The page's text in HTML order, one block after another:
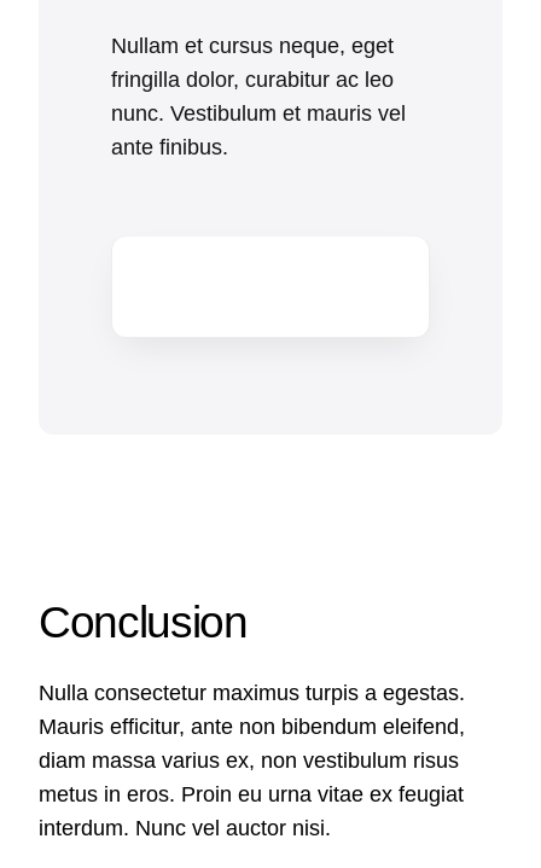
Nullam et cursus neque, eget
fringilla dolor, curabitur ac leo
nunc. Vestibulum et mauris vel
ante finibus.
Conclusion
Nulla consectetur maximus turpis a egestas.
Mauris efficitur, ante non bibendum eleifend,
diam massa varius ex, non vestibulum risus
metus in eros. Proin eu urna vitae ex feugiat
interdum. Nunc vel auctor nisi.